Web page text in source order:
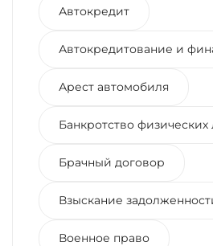
Автокредит
Автокредитование и
Арест автомобиля
Банкротство физических
Брачный договор
Взыскание
Военное право